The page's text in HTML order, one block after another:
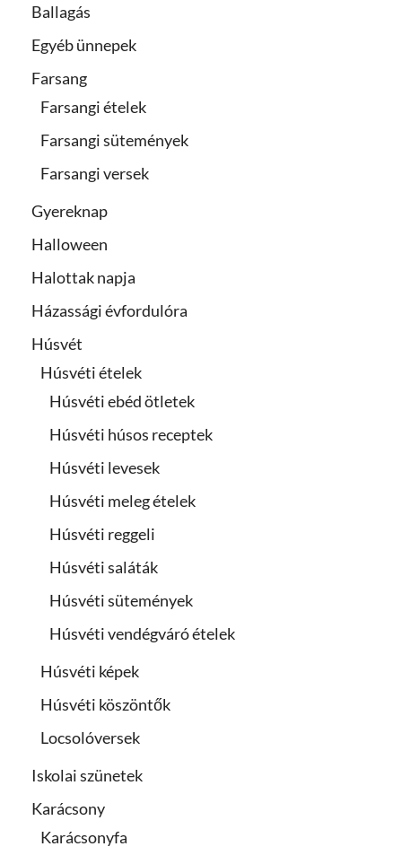
Ballagás
Egyéb ünnepek
Farsang
Farsangi ételek
Farsangi sütemények
Farsangi versek
Gyereknap
Halloween
Halottak napja
Házassági évfordulóra
Húsvét
Húsvéti ételek
Húsvéti ebéd ötletek
Húsvéti húsos receptek
Húsvéti levesek
Húsvéti meleg ételek
Húsvéti reggeli
Húsvéti saláták
Húsvéti sütemények
Húsvéti vendégváró ételek
Húsvéti képek
Húsvéti köszöntők
Locsolóversek
Iskolai szünetek
Karácsony
Karácsonyfa